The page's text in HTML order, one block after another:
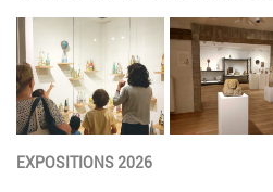
EXPOSITIONS 2026